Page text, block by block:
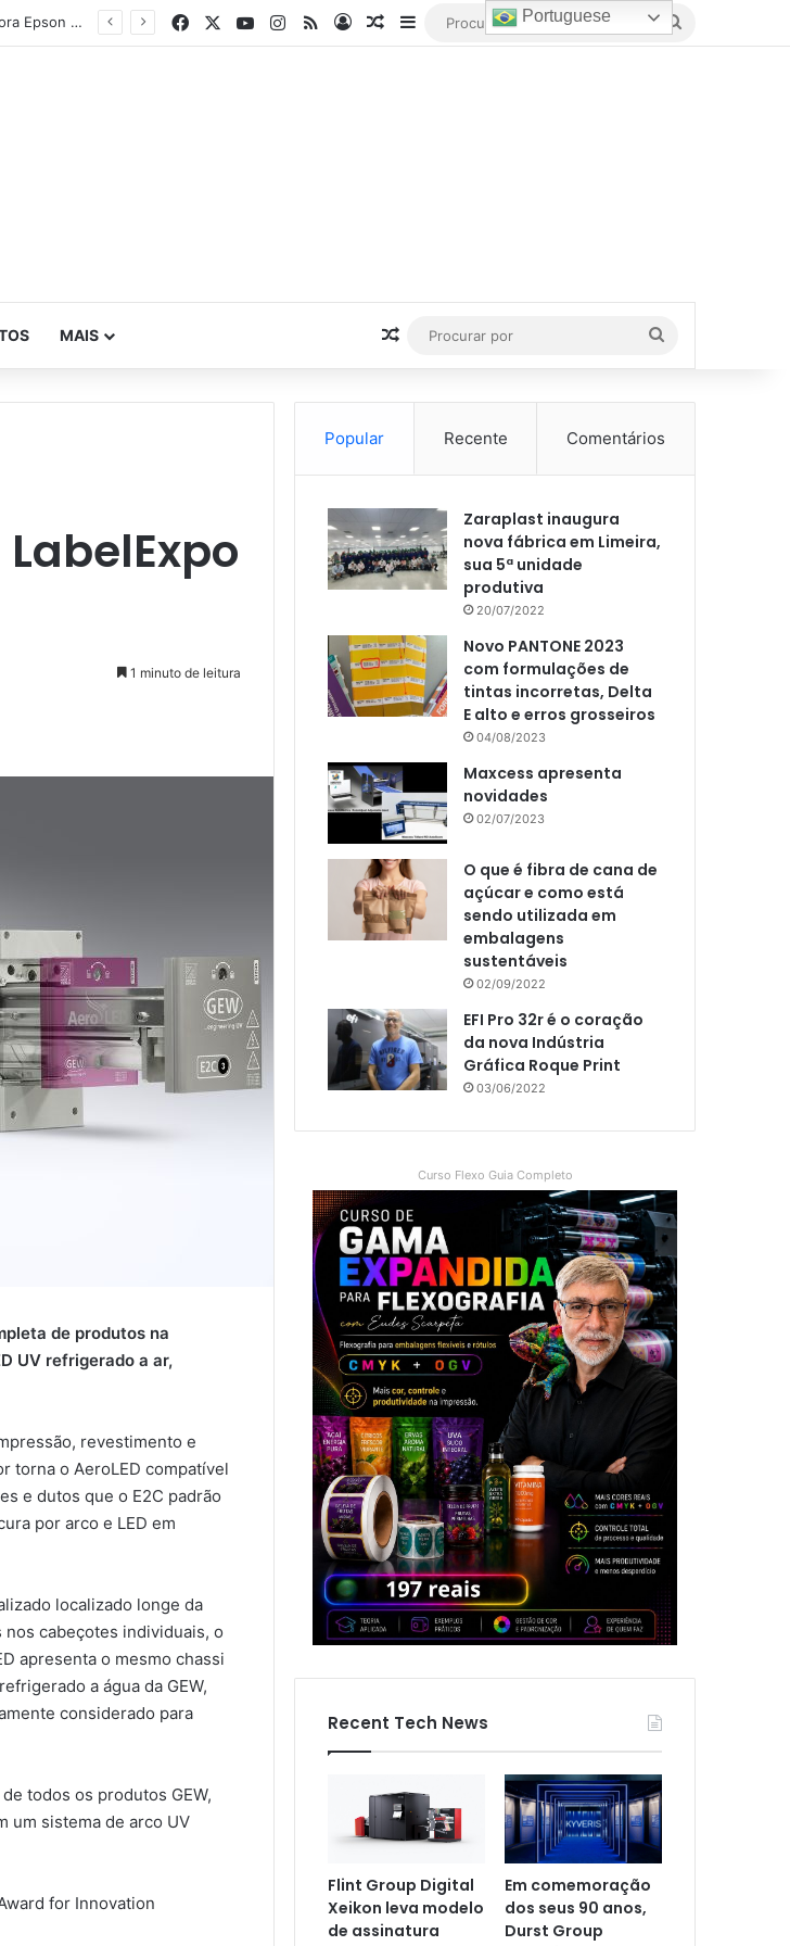
Mapel destaca versatilidade do poder da impressão na FuturePrint 2026 FacebookYouTubeInstagram
RSSEntrarArtigo aleatório
Barra Lateral
MAIS Artigo aleatório
por
1 minuto de leitura
de produtos na
UV refrigerado a ar,
revestimento e
torna o AeroLED compatível
e dutos que o E2C padrão
por arco e LED em
localizado longe da
cabeçotes individuais, o
apresenta o mesmo chassi
a água da GEW,
considerado para
todos os produtos GEW,
um sistema de arco UV
for Innovation
maior stand da feira, Furnax
Flexo & Labels Expo com
e sucesso comercial
e lança Taurus
Platinum na Flexo & Labels
2026
para uma flexografia
ágil, precisa e conectada
Popular Recente Comentários
Zaraplast inaugura
nova fábrica em Limeira,
sua 5ª unidade
produtiva
20/07/2022
Novo PANTONE 2023
com formulações de
tintas incorretas, Delta
E alto e erros grosseiros
04/08/2023
Maxcess apresenta
novidades
02/07/2023
O que é fibra de cana de
açúcar e como está
sendo utilizada em
embalagens
sustentáveis
02/09/2022
EFI Pro 32r é o coração
da nova Indústria
Gráfica Roque Print
03/06/2022
Curso Flexo Guia Completo
Recent Tech News
Flint Group Digital
Xeikon leva modelo
de assinatura
Em comemoração
dos seus 90 anos,
Durst Group
Portuguese